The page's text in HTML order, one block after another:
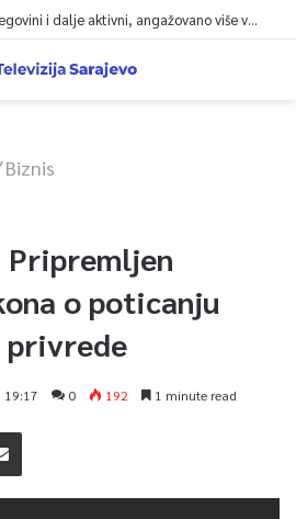
Pojedini požari u Hercegovini i dalje aktivni, angažovano više vatrogasaca i helikopter
Biznis
Pripremljen
o poticanju
privrede
19:17 0 192 1 minute read